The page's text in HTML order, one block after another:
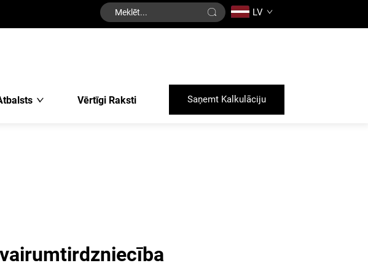
LV
Vērtīgi Raksti Saņemt Kalkulāciju